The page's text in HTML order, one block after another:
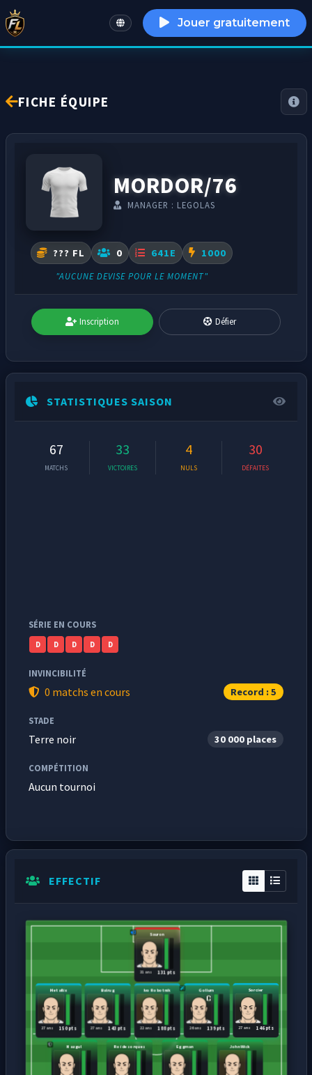
English Jouer gratuitement
FICHE ÉQUIPE
MORDOR/76
MANAGER : LEGOLAS
??? FL 0 641E 1000
"AUCUNE DEVISE POUR LE MOMENT"
Inscription Défier
STATISTIQUES SAISON
67
MATCHS
33
VICTOIRES
4
NULS
30
DÉFAITES
SÉRIE EN COURS
D D D D D
INVINCIBILITÉ
0 matchs en cours Record : 5
STADE
Terre noir 30 000 places
COMPÉTITION
Aucun tournoi
EFFECTIF
Nazgul Roi des orques Eggman John Wick
Metallix
150 pts
27 ans
Balrug
143 pts
27 ans
Ivo Robotnik
188 pts
22 ans
Gollum
139 pts
26 ans
Sorcier
146 pts
27 ans
Sauron
131 pts
31 ans